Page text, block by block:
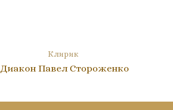
Клирик
Диакон Павел Стороженко